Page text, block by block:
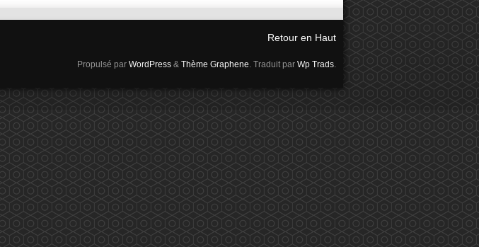
Retour en Haut
Propulsé par WordPress & Thème Graphene. Traduit par Wp Trads.